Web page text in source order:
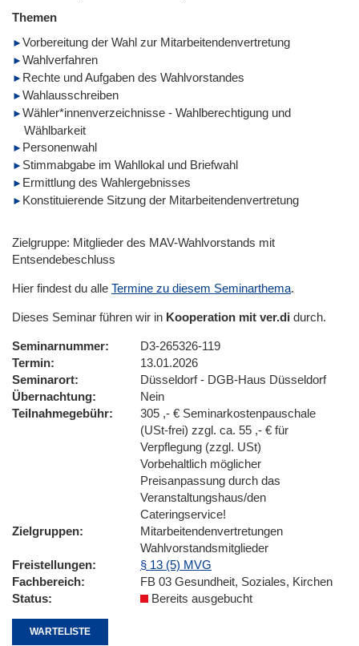
Themen
Vorbereitung der Wahl zur Mitarbeitendenvertretung
Wahlverfahren
Rechte und Aufgaben des Wahlvorstandes
Wahlausschreiben
Wähler*innenverzeichnisse - Wahlberechtigung und
Wählbarkeit
Personenwahl
Stimmabgabe im Wahllokal und Briefwahl
Ermittlung des Wahlergebnisses
Konstituierende Sitzung der Mitarbeitendenvertretung
Zielgruppe: Mitglieder des MAV-Wahlvorstands mit
Entsendebeschluss
Hier findest du alle Termine zu diesem Seminarthema.
Dieses Seminar führen wir in Kooperation mit ver.di durch.
Seminarnummer
D3-265326-119
Termin
13.01.2026
Seminarort
Düsseldorf - DGB-Haus Düsseldorf
Übernachtung
Nein
Teilnahmegebühr
305 ,- € Seminarkostenpauschale
(USt-frei) zzgl. ca. 55 ,- € für
Verpflegung (zzgl. USt)
Vorbehaltlich möglicher
Preisanpassung durch das
Veranstaltungshaus/den
Cateringservice!
Zielgruppen
Mitarbeitendenvertretungen
Wahlvorstandsmitglieder
Freistellungen
§ 13 (5) MVG
Fachbereich
FB 03 Gesundheit, Soziales, Kirchen
Status
Bereits ausgebucht
WARTELISTE